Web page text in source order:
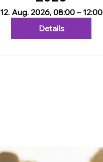
12. Aug. 2026, 08:00 – 12:00
Details